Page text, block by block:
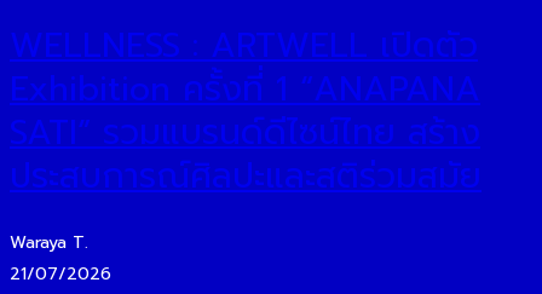
WELLNESS : ARTWELL เปิดตัว
Exhibition ครั้งที่ 1 “ANAPANA
SATI” รวมแบรนด์ดีไซน์ไทย สร้าง
ประสบการณ์ศิลปะและสติร่วมสมัย
Waraya T.
21/07/2026